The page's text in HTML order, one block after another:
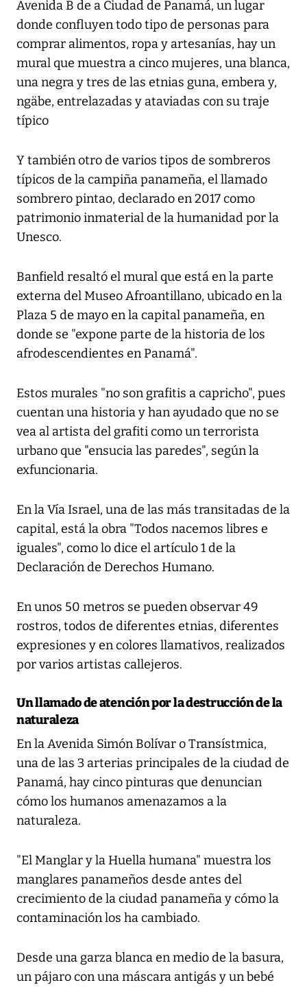
Avenida B de a Ciudad de Panamá, un lugar
donde confluyen todo tipo de personas para
comprar alimentos, ropa y artesanías, hay un
mural que muestra a cinco mujeres, una blanca,
una negra y tres de las etnias guna, embera y,
ngäbe, entrelazadas y ataviadas con su traje
típico
Y también otro de varios tipos de sombreros
típicos de la campiña panameña, el llamado
sombrero pintao, declarado en 2017 como
patrimonio inmaterial de la humanidad por la
Unesco.
Banfield resaltó el mural que está en la parte
externa del Museo Afroantillano, ubicado en la
Plaza 5 de mayo en la capital panameña, en
donde se "expone parte de la historia de los
afrodescendientes en Panamá".
Estos murales "no son grafitis a capricho", pues
cuentan una historia y han ayudado que no se
vea al artista del grafiti como un terrorista
urbano que "ensucia las paredes", según la
exfuncionaria.
En la Vía Israel, una de las más transitadas de la
capital, está la obra "Todos nacemos libres e
iguales", como lo dice el artículo 1 de la
Declaración de Derechos Humano.
En unos 50 metros se pueden observar 49
rostros, todos de diferentes etnias, diferentes
expresiones y en colores llamativos, realizados
por varios artistas callejeros.
Un llamado de atención por la destrucción de la
naturaleza
En la Avenida Simón Bolívar o Transístmica,
una de las 3 arterias principales de la ciudad de
Panamá, hay cinco pinturas que denuncian
cómo los humanos amenazamos a la
naturaleza.
"El Manglar y la Huella humana" muestra los
manglares panameños desde antes del
crecimiento de la ciudad panameña y cómo la
contaminación los ha cambiado.
Desde una garza blanca en medio de la basura,
un pájaro con una máscara antigás y un bebé